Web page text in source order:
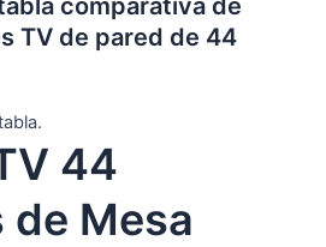
comparativa de
TV de pared de 44
44
de Mesa